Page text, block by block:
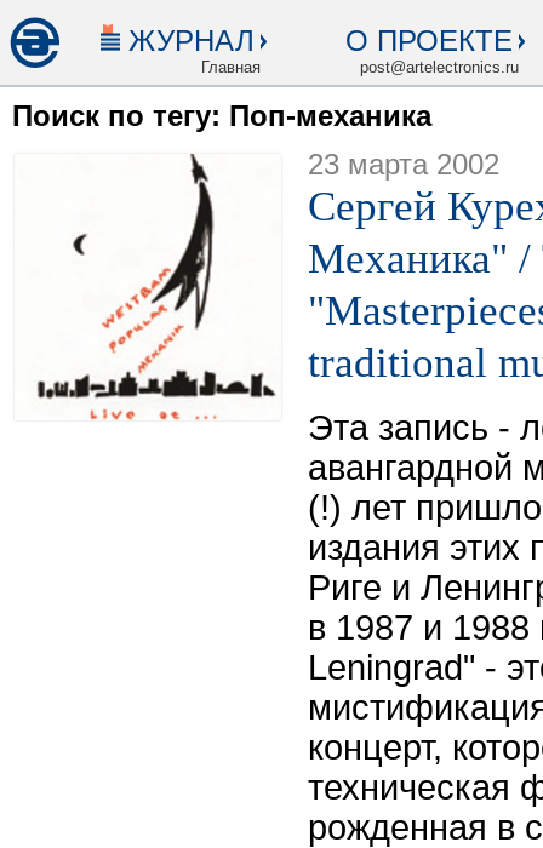
ЖУРНАЛ
Главная
О ПРОЕКТЕ
post@artelectronics.ru
Поиск по тегу: Поп-механика
23 марта 2002
Сергей
Механика" /
traditional
Эта запись -
авангардной
(!) лет
издания этих
Риге и
в 1987 и 1988
Leningrad" -
концерт,
техническая
рожденная в